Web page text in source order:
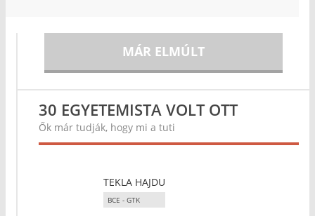
MÁR ELMÚLT
30 EGYETEMISTA VOLT OTT
Ők már tudják, hogy mi a tuti
TEKLA HAJDU
BCE - GTK